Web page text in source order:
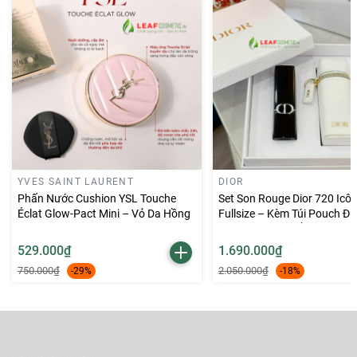
chơi, đến các sự kiện quan trọng. Chất son giàu dưỡng
chất giúp đôi môi luôn mềm mượt và căng mọng, dù sử
dụng suốt cả ngày.
YVES SAINT LAURENT
Phấn Nước Cushion YSL Touche
Éclat Glow-Pact Mini – Vỏ Da Hồng
529.000₫
750.000₫ -29%
DIOR
Set Son Rouge Dior 720
Fullsize – Kèm Túi Pouch
1.690.000₫
2.050.000₫ -18%